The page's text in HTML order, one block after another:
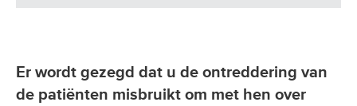
Er wordt gezegd dat u de ontreddering van
de patiënten misbruikt om met hen over